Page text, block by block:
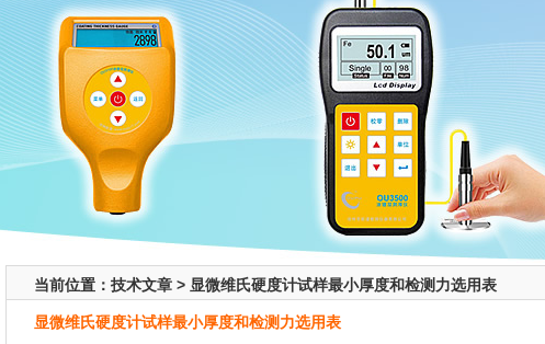
当前位置： 技术文章 > 显微维氏硬度计试样最小厚度和检测力选用表
显微维氏硬度计试样最小厚度和检测力选用表